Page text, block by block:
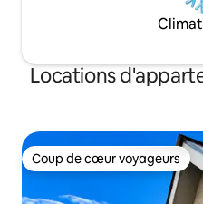
Locations
Coup de cœur voyageurs
Coup de cœur voyageurs